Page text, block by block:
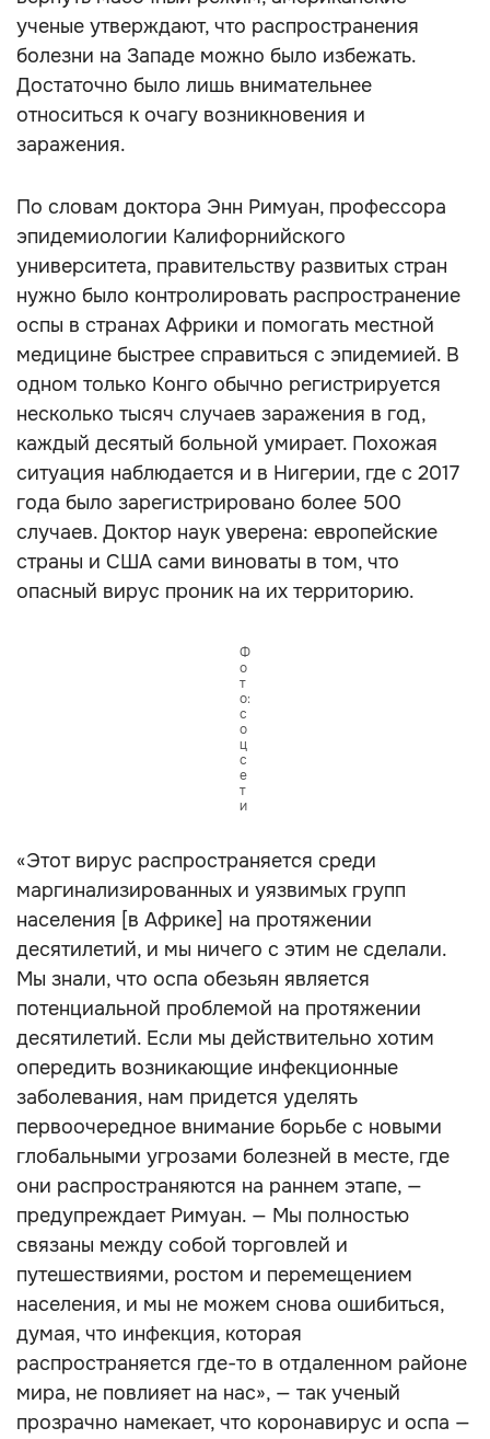
ученые утверждают, что распространения
болезни на Западе можно было избежать.
Достаточно было лишь внимательнее
относиться к очагу возникновения и
заражения.
По словам доктора Энн Римуан, профессора
эпидемиологии Калифорнийского
университета, правительству развитых стран
нужно было контролировать распространение
оспы в странах Африки и помогать местной
медицине быстрее справиться с эпидемией. В
одном только Конго обычно регистрируется
несколько тысяч случаев заражения в год,
каждый десятый больной умирает. Похожая
ситуация наблюдается и в Нигерии, где с 2017
года было зарегистрировано более 500
случаев. Доктор наук уверена: европейские
страны и США сами виноваты в том, что
опасный вирус проник на их территорию.
Ф
о
т
о:
с
о
ц
с
е
т
и
«Этот вирус распространяется среди
маргинализированных и уязвимых групп
населения [в Африке] на протяжении
десятилетий, и мы ничего с этим не сделали.
Мы знали, что оспа обезьян является
потенциальной проблемой на протяжении
десятилетий. Если мы действительно хотим
опередить возникающие инфекционные
заболевания, нам придется уделять
первоочередное внимание борьбе с новыми
глобальными угрозами болезней в месте, где
они распространяются на раннем этапе, —
предупреждает Римуан. — Мы полностью
связаны между собой торговлей и
путешествиями, ростом и перемещением
населения, и мы не можем снова ошибиться,
думая, что инфекция, которая
распространяется где-то в отдаленном районе
мира, не повлияет на нас», — так ученый
прозрачно намекает, что коронавирус и оспа —